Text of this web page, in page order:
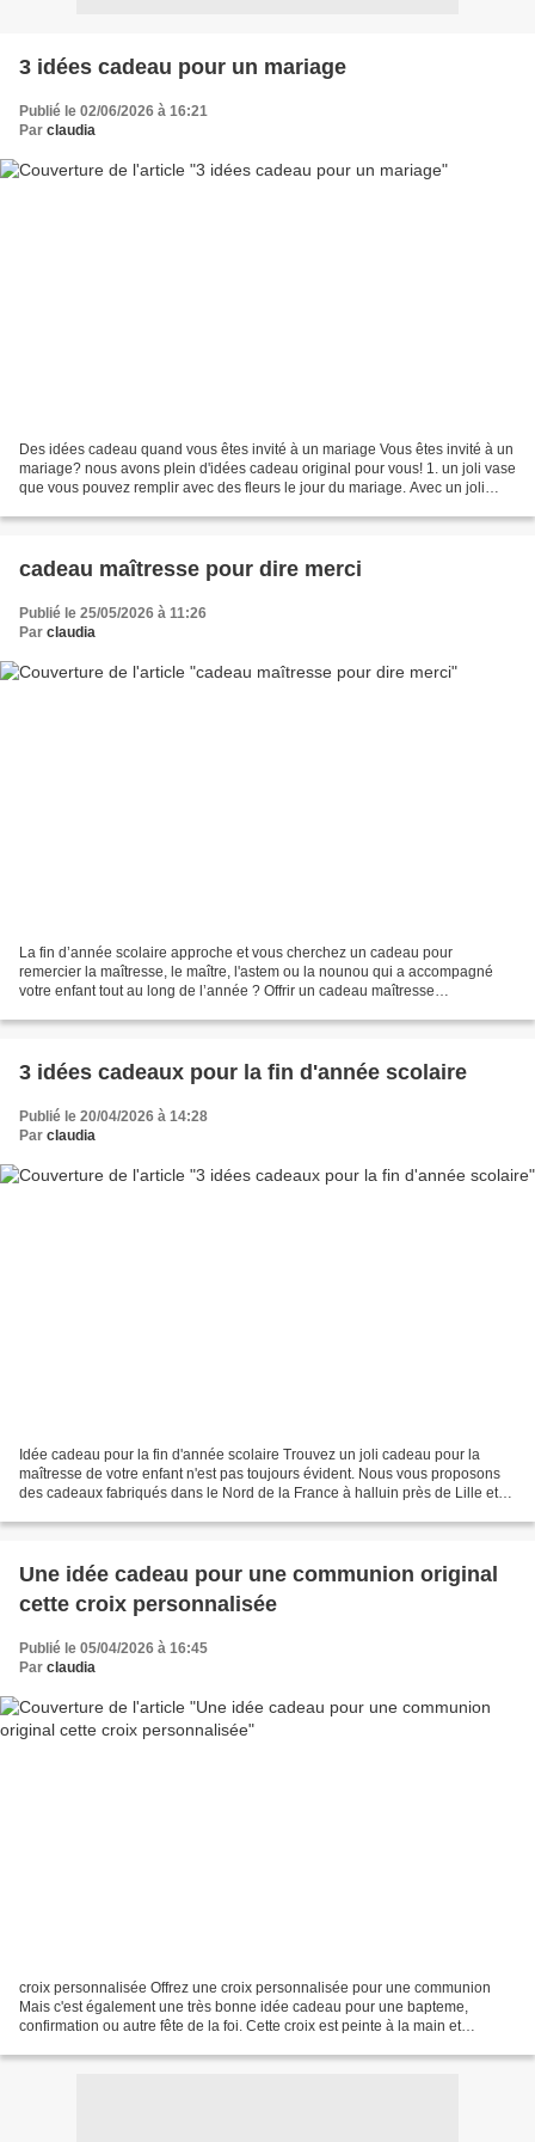
3 idées cadeau pour un mariage
Publié le 02/06/2026 à 16:21
Par claudia
Des idées cadeau quand vous êtes invité à un mariage Vous êtes invité à un
mariage? nous avons plein d'idées cadeau original pour vous! 1. un joli vase
que vous pouvez remplir avec des fleurs le jour du mariage. Avec un joli
cadeau maîtresse pour dire merci
Publié le 25/05/2026 à 11:26
Par claudia
La fin d’année scolaire approche et vous cherchez un cadeau pour
remercier la maîtresse, le maître, l'astem ou la nounou qui a accompagné
votre enfant tout au long de l’année ? Offrir un cadeau maîtresse
3 idées cadeaux pour la fin d'année scolaire
Publié le 20/04/2026 à 14:28
Par claudia
Idée cadeau pour la fin d'année scolaire Trouvez un joli cadeau pour la
maîtresse de votre enfant n'est pas toujours évident. Nous vous proposons
des cadeaux fabriqués dans le Nord de la France à halluin près de Lille et
Une idée cadeau pour une communion original
cette croix personnalisée
Publié le 05/04/2026 à 16:45
Par claudia
croix personnalisée Offrez une croix personnalisée pour une communion
Mais c'est également une très bonne idée cadeau pour une bapteme,
confirmation ou autre fête de la foi. Cette croix est peinte à la main et